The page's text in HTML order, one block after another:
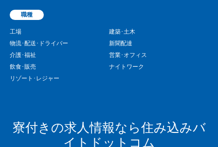
職種
工場
建築･土木
物流･配送･ドライバー
新聞配達
介護･福祉
営業･オフィス
飲食･販売
ナイトワーク
リゾート･レジャー
寮付きの求人情報なら住み込みバ
イトドットコム